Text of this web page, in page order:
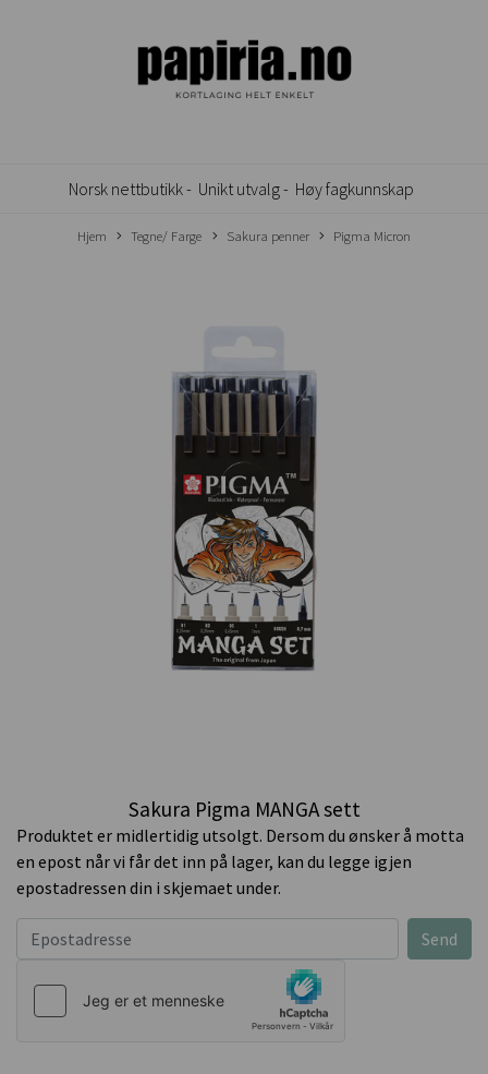
Norsk nettbutikk - Unikt utvalg - Høy fagkunnskap
Hjem Tegne/ Farge Sakura penner Pigma Micron
Sakura Pigma MANGA sett
Produktet er midlertidig utsolgt. Dersom du ønsker å motta
en epost når vi får det inn på lager, kan du legge igjen
epostadressen din i skjemaet under.